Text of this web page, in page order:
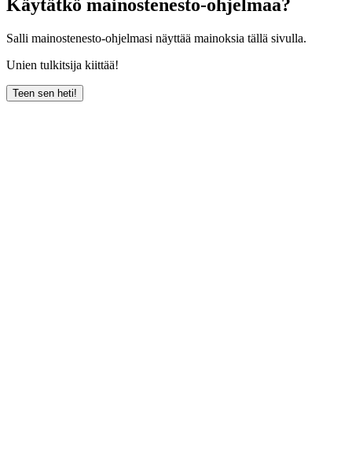
Käytätkö mainostenesto-ohjelmaa?
Salli mainostenesto-ohjelmasi näyttää mainoksia tällä sivulla.
Unien tulkitsija kiittää!
Teen sen heti!